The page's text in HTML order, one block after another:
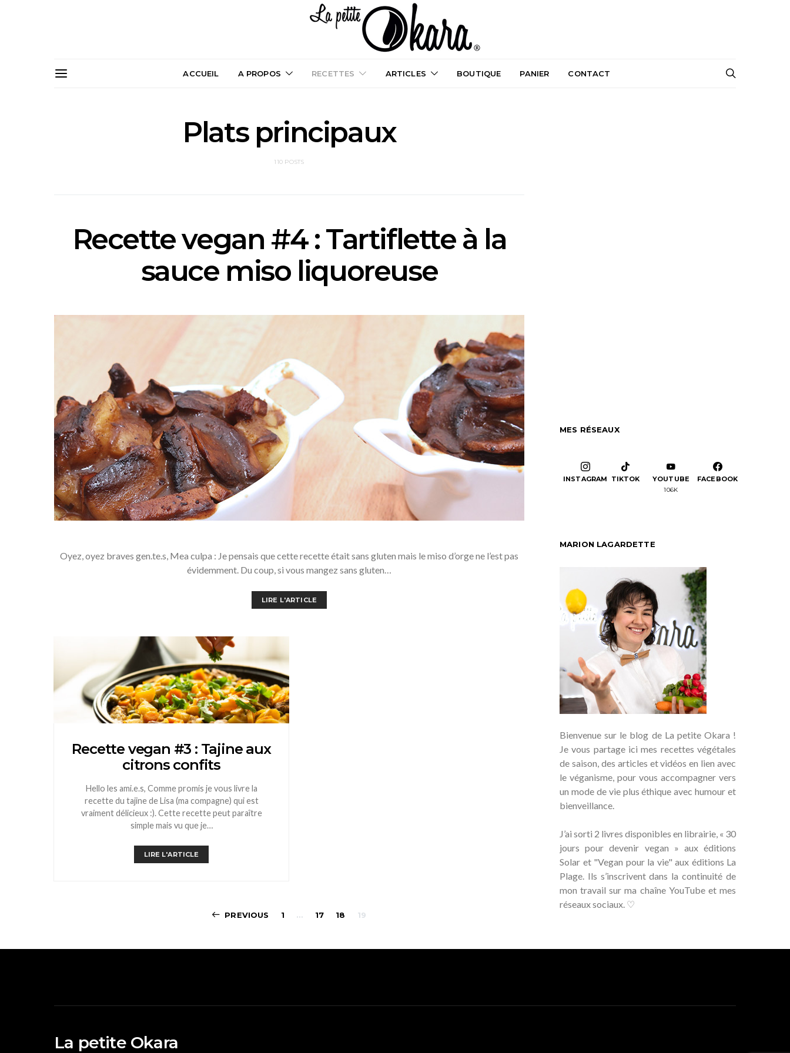
ACCUEIL A PROPOS RECETTES ARTICLES BOUTIQUE PANIER CONTACT
Plats principaux
110 POSTS
Recette vegan #4 : Tartiflette à la
sauce miso liquoreuse
Oyez, oyez braves gen.te.s, Mea culpa : Je pensais que cette recette était sans gluten mais le miso d’orge ne l’est pas
évidemment. Du coup, si vous mangez sans gluten…
LIRE L'ARTICLE
Recette vegan #3 : Tajine aux
citrons confits
Hello les ami.e.s, Comme promis je vous livre la
recette du tajine de Lisa (ma compagne) qui est
vraiment délicieux :). Cette recette peut paraître
simple mais vu que je…
LIRE L'ARTICLE
Pagination
PREVIOUS 1 … 17 18 19
MES RÉSEAUX
INSTAGRAM TIKTOK YOUTUBE
106K
FACEBOOK
MARION LAGARDETTE
Bienvenue sur le blog de La petite Okara !
Je vous partage ici mes recettes végétales
de saison, des articles et vidéos en lien avec
le véganisme, pour vous accompagner vers
un mode de vie plus éthique avec humour et
bienveillance.
J’ai sorti 2 livres disponibles en librairie, « 30
jours pour devenir vegan » aux éditions
Solar et "Vegan pour la vie" aux éditions La
Plage. Ils s’inscrivent dans la continuité de
mon travail sur ma chaîne YouTube et mes
réseaux sociaux. ♡
La petite Okara